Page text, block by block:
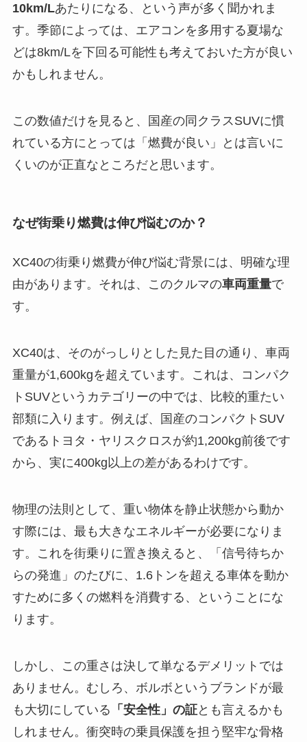
10km/Lあたりになる、という声が多く聞かれま
す。季節によっては、エアコンを多用する夏場な
どは8km/Lを下回る可能性も考えておいた方が良い
かもしれません。
この数値だけを見ると、国産の同クラスSUVに慣
れている方にとっては「燃費が良い」とは言いに
くいのが正直なところだと思います。
なぜ街乗り燃費は伸び悩むのか？
XC40の街乗り燃費が伸び悩む背景には、明確な理
由があります。それは、このクルマの車両重量で
す。
XC40は、そのがっしりとした見た目の通り、車両
重量が1,600kgを超えています。これは、コンパク
トSUVというカテゴリーの中では、比較的重たい
部類に入ります。例えば、国産のコンパクトSUV
であるトヨタ・ヤリスクロスが約1,200kg前後です
から、実に400kg以上の差があるわけです。
物理の法則として、重い物体を静止状態から動か
す際には、最も大きなエネルギーが必要になりま
す。これを街乗りに置き換えると、「信号待ちか
らの発進」のたびに、1.6トンを超える車体を動か
すために多くの燃料を消費する、ということにな
ります。
しかし、この重さは決して単なるデメリットでは
ありません。むしろ、ボルボというブランドが最
も大切にしている 「安全性」の証とも言えるかも
しれません。衝突時の乗員保護を担う堅牢な骨格